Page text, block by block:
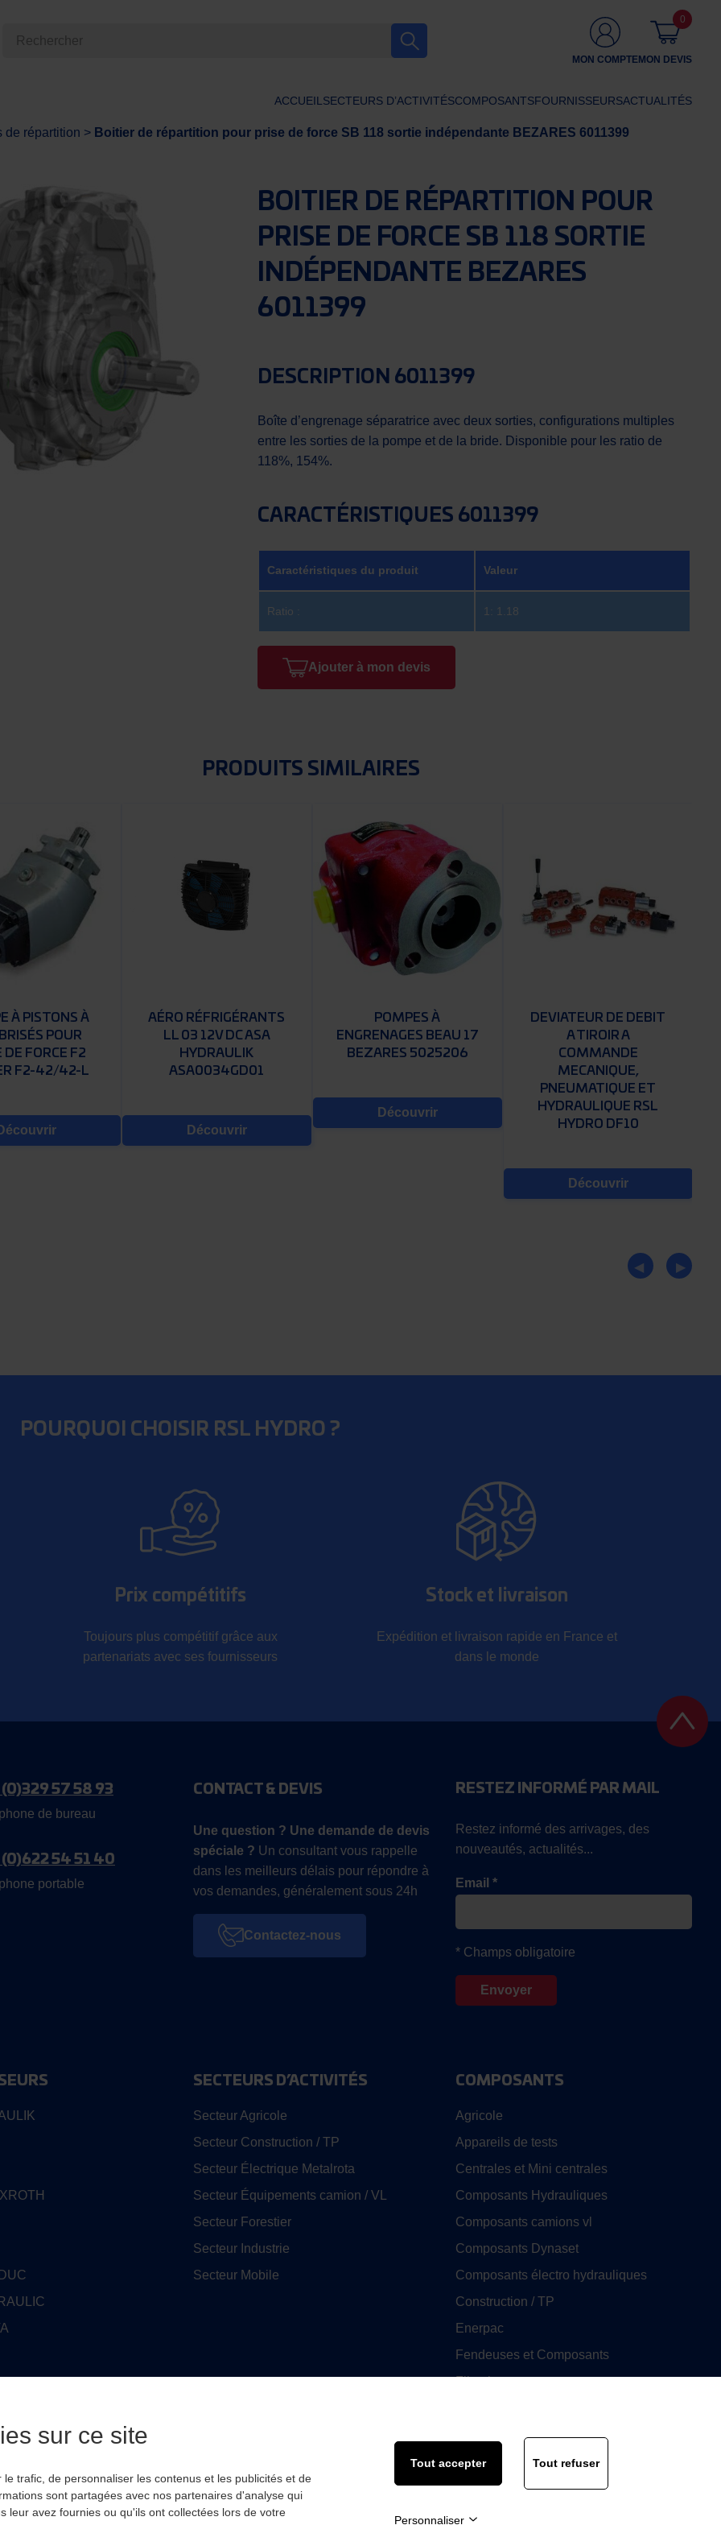
MON COMPTEMON DEVIS
0
ACCUEIL SECTEURS D’ACTIVITÉSCOMPOSANTSFOURNISSEURSACTUALITÉS
de répartition > Boitier de répartition pour prise de force SB 118 sortie indépendante BEZARES 6011399
BOITIER DE RÉPARTITION POUR
PRISE DE FORCE SB 118 SORTIE
INDÉPENDANTE BEZARES
6011399
DESCRIPTION 6011399
Boîte d’engrenage séparatrice avec deux sorties, configurations multiples
entre les sorties de la pompe et de la bride. Disponible pour les ratio de
118%, 154%.
CARACTÉRISTIQUES 6011399
Caractéristiques du produit Valeur
Ratio : 1: 1.18
Ajouter à mon devis
PRODUITS SIMILAIRES
À PISTONS À
POUR
DE FORCE F2
F2-42/42-L
AÉRO RÉFRIGÉRANTS
LL 03 12V DC ASA
HYDRAULIK
ASA0034GD01
Découvrir
POMPES À
ENGRENAGES BEAU 17
BEZARES 5025206
Découvrir
DEVIATEUR DE DEBIT
A TIROIR A
COMMANDE
MECANIQUE,
PNEUMATIQUE ET
HYDRAULIQUE RSL
HYDRO DF10
Découvrir
POURQUOI CHOISIR RSL HYDRO ?
Prix compétitifs
Toujours plus compétitif grâce aux
partenariats avec ses fournisseurs
Stock et livraison
Expédition et livraison rapide en France et
dans le monde
(0)329 57 58 93
de bureau
(0)622 54 51 40
portable
CONTACT & DEVIS
Une question ? Une demande de devis
spéciale ? Un consultant vous rappelle
dans les meilleurs délais pour répondre à
vos demandes, généralement sous 24h
Contactez-nous
RESTEZ INFORMÉ PAR MAIL
Restez informé des arrivages, des
nouveautés, actualités...
Email *
* Champs obligatoire
SECTEURS D’ACTIVITÉS
Secteur Agricole
Secteur Construction / TP
Secteur Électrique Metalrota
Secteur Équipements camion / VL
Secteur Forestier
Secteur Industrie
Secteur Mobile
COMPOSANTS
Agricole
Appareils de tests
Centrales et Mini centrales
Composants Hydrauliques
Composants camions vl
Composants Dynaset
Composants électro hydrauliques
Construction / TP
Enerpac
Fendeuses et Composants
Filtration
sur ce site
trafic, de personnaliser les contenus et les publicités et de
sont partagées avec nos partenaires d'analyse qui
leur avez fournies ou qu'ils ont collectées lors de votre
Tout accepter Tout refuser
Personnaliser